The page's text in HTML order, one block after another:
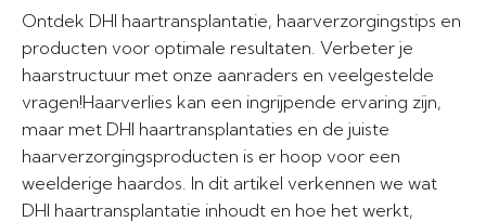
Ontdek DHI haartransplantatie, haarverzorgingstips en
producten voor optimale resultaten. Verbeter je
haarstructuur met onze aanraders en veelgestelde
vragen!Haarverlies kan een ingrijpende ervaring zijn,
maar met DHI haartransplantaties en de juiste
haarverzorgingsproducten is er hoop voor een
weelderige haardos. In dit artikel verkennen we wat
DHI haartransplantatie inhoudt en hoe het werkt,